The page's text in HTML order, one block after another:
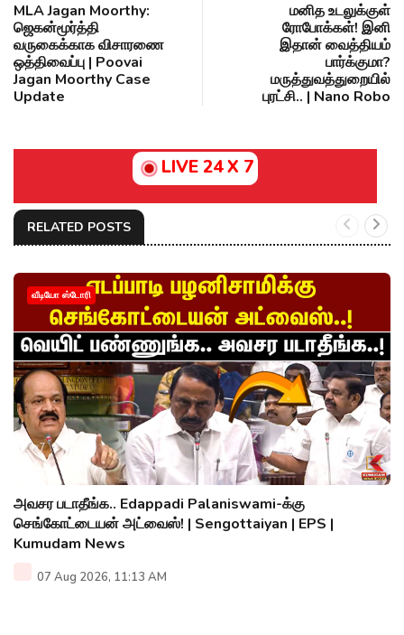
MLA Jagan Moorthy:
ஜெகன்மூர்த்தி
வருகைக்காக விசாரணை
ஒத்திவைப்பு | Poovai
Jagan Moorthy Case
Update
மனித உடலுக்குள்
ரோபோக்கள்! இனி
இதான் வைத்தியம்
பார்க்குமா?
மருத்துவத்துறையில்
புரட்சி.. | Nano Robo
LIVE 24 X 7
RELATED POSTS
வீடியோ ஸ்டோரி
அவசர படாதீங்க.. Edappadi Palaniswami-க்கு
செங்கோட்டையன் அட்வைஸ்! | Sengottaiyan | EPS |
Kumudam News
07 Aug 2026, 11:13 AM